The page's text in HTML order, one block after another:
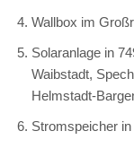
Wallbox im
Solaranlage in
Waibstadt,
Helmstadt-
Stromspeicher